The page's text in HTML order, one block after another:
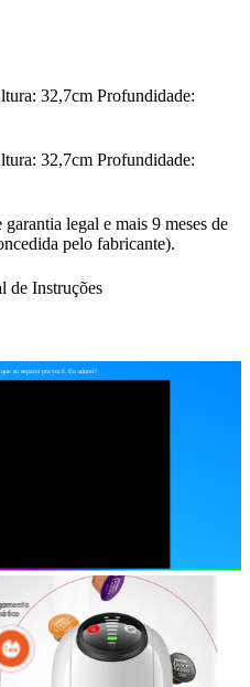
32,7cm Profundidade:
32,7cm Profundidade:
garantia legal e mais 9 meses de
pelo fabricante).
de Instruções